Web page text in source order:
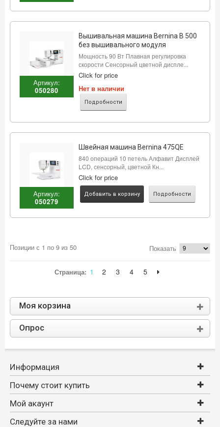
Артикул:
050280
Вышивальная машина Bernina B 500
без вышивального модуля
Мощность 90 Вт Плавная регулировка
скорости Сенсорный цветной диспле...
Click for price
Нет в наличии
Подробности
Артикул:
050279
Швейная машина Bernina 475QE
840 операций 10 петель Алфавит Дисплей
LCD, сенсорный, цветной Кн...
Click for price
Добавить в корзину Подробности
Позиции с 1 по 9 из 50 Показать
Страница: 1 2 3 4 5
Моя корзина
Опрос
Информация
Почему стоит купить
Мой акаунт
Следуйте за нами